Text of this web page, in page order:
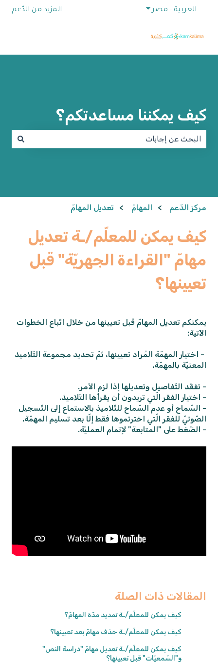
العربية - مصر إظهار القائمة الفرعية للترجماتالمزيد من الدّعم
كيف يمكننا مساعدتكم؟
مركز الدّعم المهامّ تعديل المهامّ
كيف يمكن للمعلّم/ـة تعديل
مهامّ "القراءة الجهريّة" قبل
تعيينها؟
يمكنكم تعديل المهامّ قبل تعيينها من خلال اتّباع الخطوات
الآتية:
- اختيار المهمّة المُراد تعيينها، ثمّ تحديد مجموعة التّلاميذ
المعنيّة بالمهمّة.
- تفقّد التّفاصيل وتعديلها إذا لزم الأمر.
- اختيار الفقر الّتي تريدون أن يقرأها التّلاميذ.
- السّماح أو عدم السّماح للتّلاميذ بالاستماع إلى التّسجيل
الصّوتيّ للفقر الّتي اخترتموها فقط إلّا بعد تسليم المهمّة.
- الضّغط على "المتابعة" لإتمام العمليّة.
المقالات ذات الصلة
كيف يمكن للمعلّم/ـة تمديد مدّة المهامّ؟
كيف يمكن للمعلّم/ـة حذف مهامّ بعد تعيينها؟
كيف يمكن للمعلّم/ـة تعديل مهامّ "دراسة النص"
و"السّمعيّات" قبل تعيينها؟